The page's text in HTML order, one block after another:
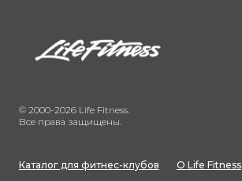
© 2000-2026 Life Fitness.
Все права защищены.
Каталог для фитнес-клубов
О Life Fitness